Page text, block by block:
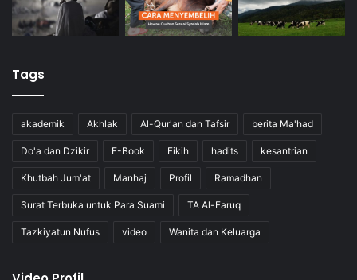
Tags
akademik Akhlak Al-Qur'an dan Tafsir berita Ma'had
Do'a dan Dzikir E-Book Fikih hadits kesantrian
Khutbah Jum'at Manhaj Profil Ramadhan
Surat Terbuka untuk Para Suami TA Al-Faruq
Tazkiyatun Nufus video Wanita dan Keluarga